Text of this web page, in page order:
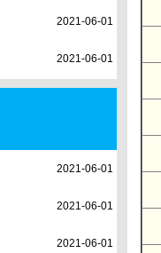
2021-06-01
2021-06-01
2021-06-01
2021-06-01
2021-06-01